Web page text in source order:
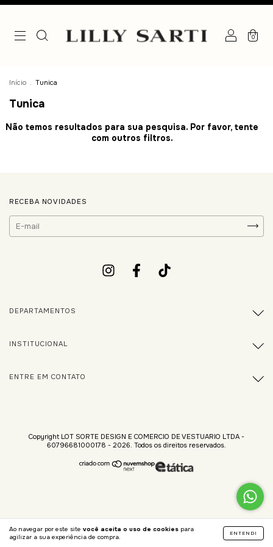
0
Ao navegar por este site você aceita o uso de cookies para
agilizar a sua experiência de compra.
ENTENDI
Início . Tunica
Tunica
Não temos resultados para sua pesquisa. Por favor, tente
com outros filtros.
RECEBA NOVIDADES
DEPARTAMENTOS
INSTITUCIONAL
ENTRE EM CONTATO
Copyright LOT SORTE DESIGN E COMERCIO DE VESTUARIO LTDA -
60796681000178 - 2026. Todos os direitos reservados.